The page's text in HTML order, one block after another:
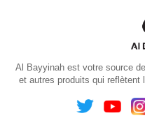
Al Bayyinah est votre source
et autres produits qui reflètent